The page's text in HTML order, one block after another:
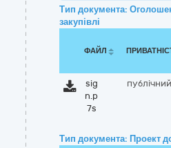
Тип документа:
закупівлі
ФАЙЛ
sig
n.p
7s
публічний
Тип документа: Проект